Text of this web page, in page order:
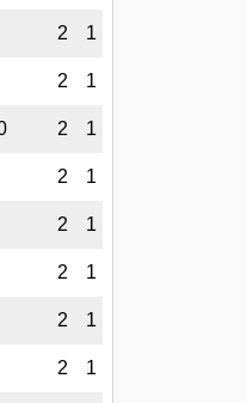
2 1
2 1
2 1
2 1
2 1
2 1
2 1
2 1